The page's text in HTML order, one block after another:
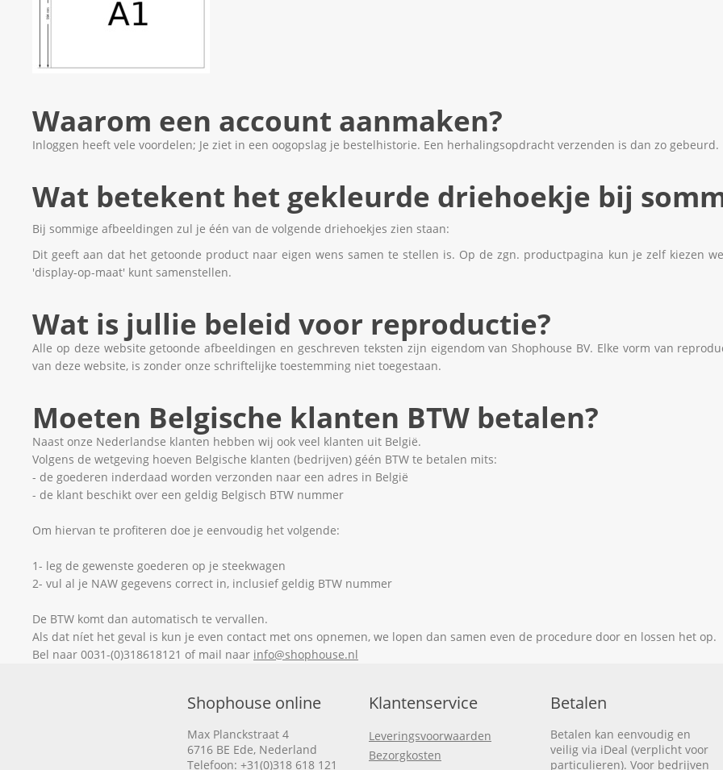
Waarom een account aanmaken?
Inloggen heeft vele voordelen; Je ziet in een oogopslag je bestelhistorie. Een herhalingsopdracht verzenden is dan zo gebeurd.
Wat betekent het gekleurde driehoekje bij
Bij sommige afbeeldingen zul je één van de volgende driehoekjes zien staan:
Dit geeft aan dat het getoonde product naar eigen wens samen te stellen is. Op de zgn. productpagina kun je zelf kiezen
'display-op-maat' kunt samenstellen.
Wat is jullie beleid voor reproductie?
Alle op deze website getoonde afbeeldingen en geschreven teksten zijn eigendom van Shophouse BV. Elke vorm van
van deze website, is zonder onze schriftelijke toestemming niet toegestaan.
Moeten Belgische klanten BTW betalen?
Naast onze Nederlandse klanten hebben wij ook veel klanten uit België.
Volgens de wetgeving hoeven Belgische klanten (bedrijven) géén BTW te betalen mits:
- de goederen inderdaad worden verzonden naar een adres in België
- de klant beschikt over een geldig Belgisch BTW nummer
Om hiervan te profiteren doe je eenvoudig het volgende:
1- leg de gewenste goederen op je steekwagen
2- vul al je NAW gegevens correct in, inclusief geldig BTW nummer
De BTW komt dan automatisch te vervallen.
Als dat níet het geval is kun je even contact met ons opnemen, we lopen dan samen even de procedure door en lossen het op.
Bel naar 0031-(0)318618121 of mail naar info@shophouse.nl
Shophouse online
Max Planckstraat 4
6716 BE Ede, Nederland
Telefoon: +31(0)318 618 121
Klantenservice
Leveringsvoorwaarden
Bezorgkosten
Betalen
Betalen kan eenvoudig en
veilig via iDeal (verplicht voor
particulieren). Voor bedrijven